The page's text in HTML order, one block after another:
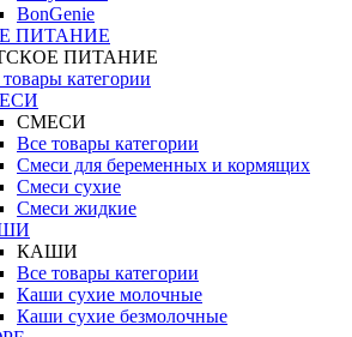
BonGenie
ПИТАНИЕ
ПИТАНИЕ
категории
СМЕСИ
Все товары категории
Смеси для беременных и кормящих
Смеси сухие
Смеси жидкие
КАШИ
Все товары категории
Каши сухие молочные
Каши сухие безмолочные